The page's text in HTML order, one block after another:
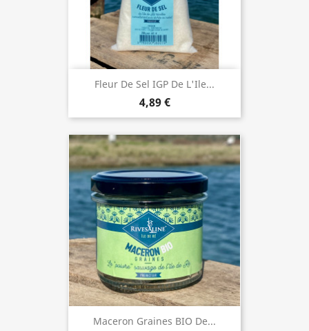
Fleur De Sel IGP De L'Ile...
4,89 €
Maceron Graines BIO De...